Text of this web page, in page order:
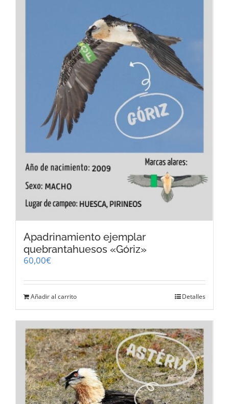
Apadrinamiento ejemplar
quebrantahuesos «Góriz»
60,00€
Añadir al carrito Detalles